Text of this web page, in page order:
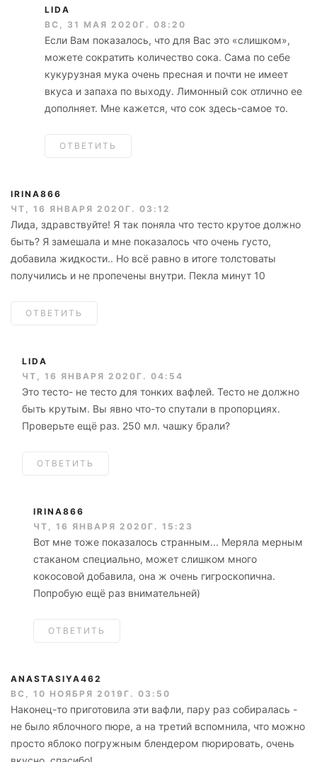
LIDA
ВС, 31 МАЯ 2020Г. 08:20
Если Вам показалось, что для Вас это «слишком»,
можете сократить количество сока. Сама по себе
кукурузная мука очень пресная и почти не имеет
вкуса и запаха по выходу. Лимонный сок отлично ее
дополняет. Мне кажется, что сок здесь-самое то.
ОТВЕТИТЬ
IRINA866
ЧТ, 16 ЯНВАРЯ 2020Г. 03:12
Лида, здравствуйте! Я так поняла что тесто крутое должно
быть? Я замешала и мне показалось что очень густо,
добавила жидкости.. Но всё равно в итоге толстоваты
получились и не пропечены внутри. Пекла минут 10
ОТВЕТИТЬ
LIDA
ЧТ, 16 ЯНВАРЯ 2020Г. 04:54
Это тесто- не тесто для тонких вафлей. Тесто не должно
быть крутым. Вы явно что-то спутали в пропорциях.
Проверьте ещё раз. 250 мл. чашку брали?
ОТВЕТИТЬ
IRINA866
ЧТ, 16 ЯНВАРЯ 2020Г. 15:23
Вот мне тоже показалось странным... Меряла мерным
стаканом специально, может слишком много
кокосовой добавила, она ж очень гигроскопична.
Попробую ещё раз внимательней)
ОТВЕТИТЬ
ANASTASIYA462
ВС, 10 НОЯБРЯ 2019Г. 03:50
Наконец-то приготовила эти вафли, пару раз собиралась -
не было яблочного пюре, а на третий вспомнила, что можно
просто яблоко погружным блендером пюрировать, очень